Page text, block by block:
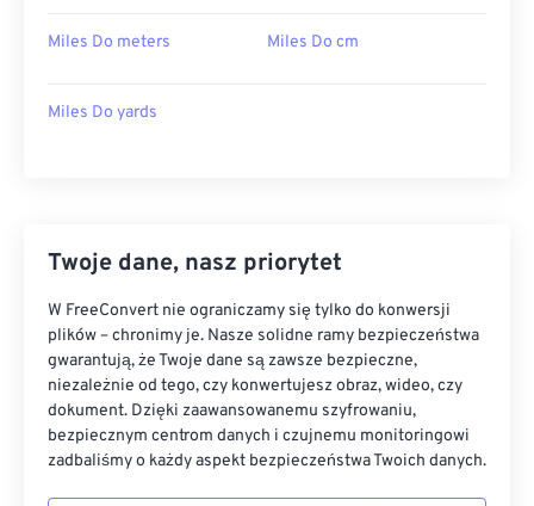
Miles Do meters Miles Do cm
Miles Do yards
Twoje dane, nasz priorytet
W FreeConvert nie ograniczamy się tylko do konwersji
plików – chronimy je. Nasze solidne ramy bezpieczeństwa
gwarantują, że Twoje dane są zawsze bezpieczne,
niezależnie od tego, czy konwertujesz obraz, wideo, czy
dokument. Dzięki zaawansowanemu szyfrowaniu,
bezpiecznym centrom danych i czujnemu monitoringowi
zadbaliśmy o każdy aspekt bezpieczeństwa Twoich danych.